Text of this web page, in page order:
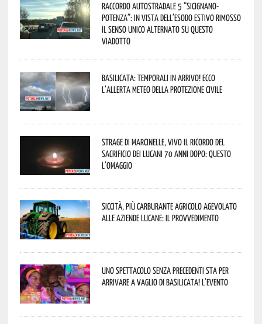
Raccordo Autostradale 5 “Sicignano-
Potenza”: in vista dell’esodo estivo rimosso
il senso unico alternato su questo
viadotto
Basilicata: temporali in arrivo! Ecco
l’allerta meteo della Protezione civile
Strage di Marcinelle, vivo il ricordo del
sacrificio dei lucani 70 anni dopo: questo
l’omaggio
Siccità, più carburante agricolo agevolato
alle aziende lucane: il provvedimento
Uno spettacolo senza precedenti sta per
arrivare a Vaglio di Basilicata! L’evento